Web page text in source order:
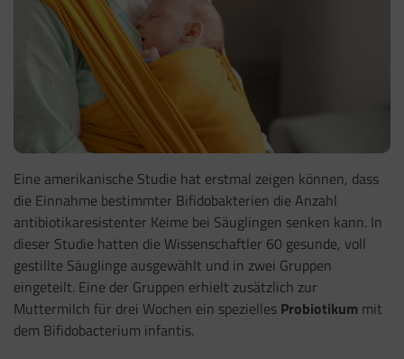
Eine amerikanische Studie hat erstmal zeigen können, dass
die Einnahme bestimmter Bifidobakterien die Anzahl
antibiotikaresistenter Keime bei Säuglingen senken kann. In
dieser Studie hatten die Wissenschaftler 60 gesunde, voll
gestillte Säuglinge ausgewählt und in zwei Gruppen
eingeteilt. Eine der Gruppen erhielt zusätzlich zur
Muttermilch für drei Wochen ein spezielles Probiotikum mit
dem Bifidobacterium infantis.